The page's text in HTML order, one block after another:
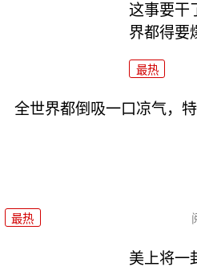
这事要干
界都得要
最热
全世界都倒吸一口凉气，
最热
美上将一